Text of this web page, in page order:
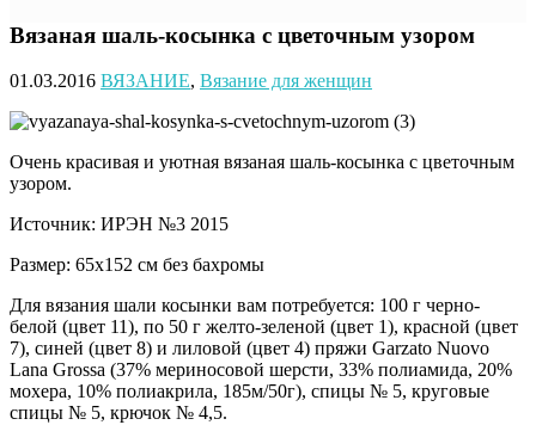
Вязаная шаль-косынка с цветочным узором
01.03.2016 ВЯЗАНИЕ, Вязание для женщин
Очень красивая и уютная вязаная шаль-косынка с цветочным
узором.
Источник: ИРЭН №3 2015
Размер: 65х152 см без бахромы
Для вязания шали косынки вам потребуется: 100 г черно-
белой (цвет 11), по 50 г желто-зеленой (цвет 1), красной (цвет
7), синей (цвет 8) и лиловой (цвет 4) пряжи Garzato Nuovo
Lana Grossa (37% мериносовой шерсти, 33% полиамида, 20%
мохера, 10% полиакрила, 185м/50г), спицы № 5, круговые
спицы № 5, крючок № 4,5.